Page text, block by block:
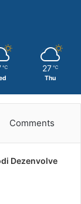
℃ 27 ℃
Thu
Comments
Dezenvolve